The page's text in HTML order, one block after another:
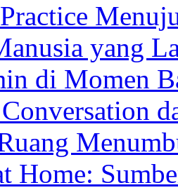
yang
di Momen
Home: